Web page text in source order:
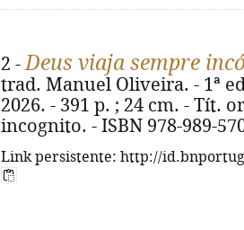
2 -Deus viaja sempre
trad. Manuel Oliveira. - 1ª
2026. - 391 p. ; 24 cm. - Tít.
incognito. - ISBN 978-989-
Link persistente: http://